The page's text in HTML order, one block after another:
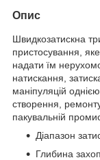
Опис
Швидкозатискна
пристосування,
надати їм
натискання,
маніпуляцій
створення,
пакувальній
Діапазон
Глибина